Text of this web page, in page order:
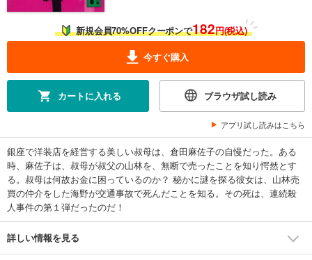
新規会員70%OFFクーポンで182円(税込)
今すぐ購入
カートに入れる ブラウザ試し読み
アプリ試し読みはこちら
銀座で洋装店を経営する美しい叔母は、倉田麻佐子の自慢だった。ある
時、麻佐子は、叔母が叔父の山林を、無断で売ったことを知り愕然とす
る。叔母は何故お金に困っているのか？ 秘かに謎を探る彼女は、山林売
買の仲介をした海野が交通事故で死んだことを知る。その死は、連続殺
人事件の第１弾だったのだ！
詳しい情報を見る